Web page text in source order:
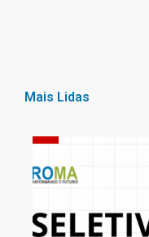
Mais Lidas